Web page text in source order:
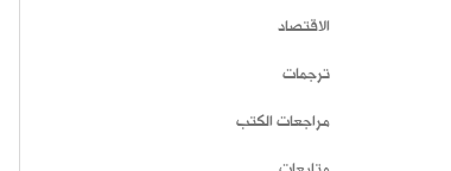
الاقتصاد
ترجمات
مراجعات الكتب